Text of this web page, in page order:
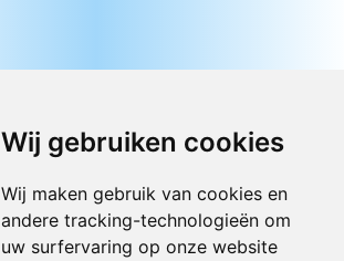
Wij gebruiken cookies
Wij maken gebruik van cookies en
andere tracking-technologieën om
uw surfervaring op onze website